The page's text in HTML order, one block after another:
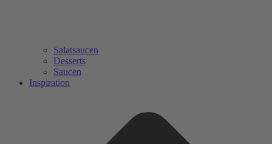
Salatsaucen
Desserts
Saucen
Inspiration